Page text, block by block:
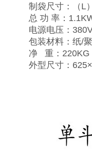
制袋尺寸：（L
总 功 率：
电源电压：
包装材料：纸/
净 重：220KG
外型尺寸：